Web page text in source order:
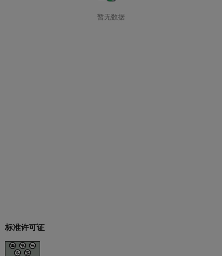
标准许可证